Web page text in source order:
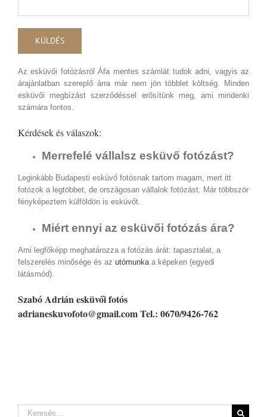
Az esküvői fotózásról Áfa mentes számlát tudok adni, vagyis az
árajánlatban szereplő árra már nem jön többlet költség. Minden
esküvői megbízást szerződéssel erősítünk meg, ami mindenki
számára fontos.
Kérdések és válaszok:
Merrefelé vállalsz esküvő fotózást?
Leginkább Budapesti esküvő fotósnak tartom magam, mert itt
fotózok a legtöbbet, de országosan vállalok fotózást. Már többször
fényképeztem külföldön is esküvőt.
Miért ennyi az esküvői fotózás ára?
Ami legfőképp meghatározza a fotózás árát: tapasztalat, a
felszerelés minősége és az utómunka a képeken (egyedi
látásmód).
Szabó Adrián esküvői fotós
adrianeskuvofoto@gmail.comTel.: 0670/9426-762
Keresés...